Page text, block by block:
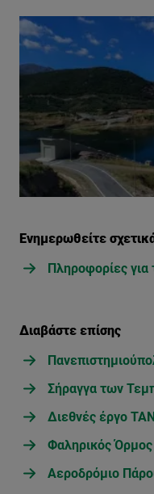
Ενημερωθείτε
Πληροφορίες
Διαβάστε επίσης
Σήραγγα των
Διεθνές έργο
Φαληρικός Όρμος
Αεροδρόμιο